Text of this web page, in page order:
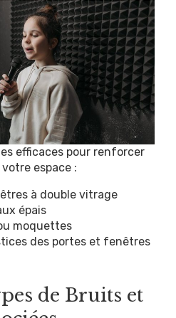
efficaces pour renforcer
espace :
à double vitrage
épais
moquettes
des portes et fenêtres
de Bruits et